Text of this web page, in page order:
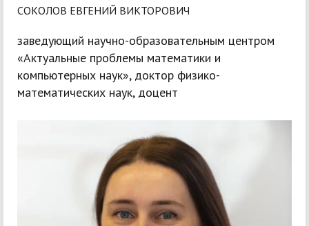
СОКОЛОВ ЕВГЕНИЙ ВИКТОРОВИЧ
заведующий научно-образовательным центром
«Актуальные проблемы математики и
компьютерных наук», доктор физико-
математических наук, доцент